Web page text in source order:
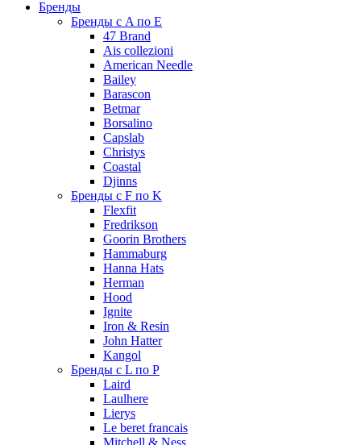
Бренды
Бренды с A по E
47 Brand
Ais collezioni
American Needle
Bailey
Barascon
Betmar
Borsalino
Capslab
Christys
Coastal
Djinns
Бренды с F по K
Flexfit
Fredrikson
Goorin Brothers
Hammaburg
Hanna Hats
Herman
Hood
Ignite
Iron & Resin
John Hatter
Kangol
Бренды с L по P
Laird
Laulhere
Lierys
Le beret francais
Mitchell & Ness